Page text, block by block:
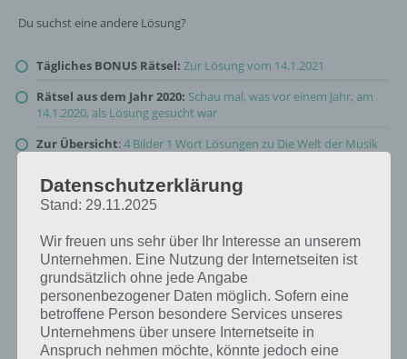
Du suchst eine andere Lösung?
Tägliches BONUS Rätsel: Zur Lösung vom 14.1.2021
Rätsel aus dem Jahr 2020: Schau mal, was vor einem Jahr, am
14.1.2020, als Lösung gesucht war
Zur Übersicht:4 Bilder 1 Wort Lösungen zu Die Welt der Musik
Datenschutzerklärung
Stand: 29.11.2025
Wir freuen uns sehr über Ihr Interesse an unserem
Unternehmen. Eine Nutzung der Internetseiten ist
grundsätzlich ohne jede Angabe
personenbezogener Daten möglich. Sofern eine
betroffene Person besondere Services unseres
Unternehmens über unsere Internetseite in
Anspruch nehmen möchte, könnte jedoch eine